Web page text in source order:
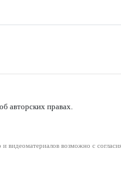
авторских правах.
видеоматериалов возможно с